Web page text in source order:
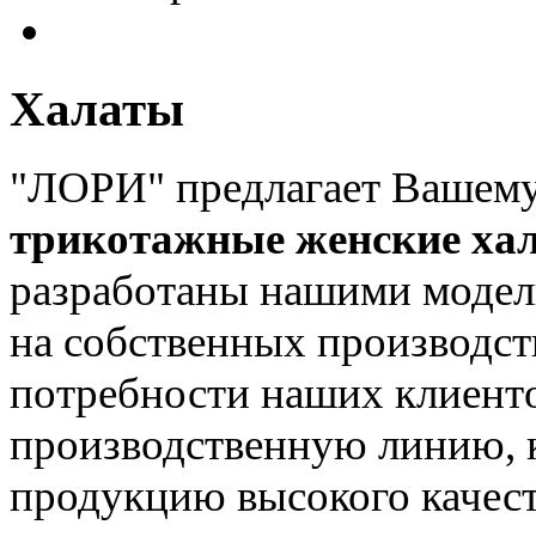
Халаты
"ЛОРИ" предлагает
трикотажные женские
разработаны нашими
на собственных
потребности наших
производственную линию,
продукцию высокого